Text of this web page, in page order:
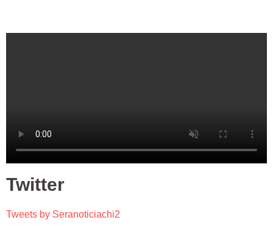
Twitter
Tweets by Seranoticiachi2